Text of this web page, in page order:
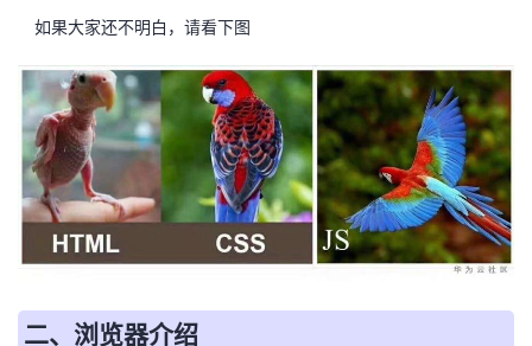
坛
圈
子
的
直
播
我
的
活
动
我
的
关
我
如果大家还不明白，请看下图
二、浏览器介绍